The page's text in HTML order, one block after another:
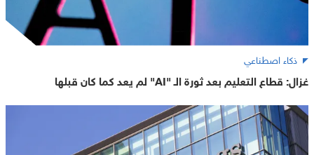
ذكاء اصطناعي
غزال: قطاع التعليم بعد ثورة الـ "AI" لم يعد كما كان قبلها